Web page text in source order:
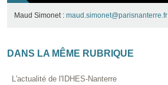
Maud Simonet : maud.simonet@parisnanterre.fr
DANS LA MÊME RUBRIQUE
L'actualité de l'IDHES-Nanterre